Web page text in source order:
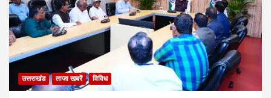
उत्तराखंड ताजा खबरें विविध